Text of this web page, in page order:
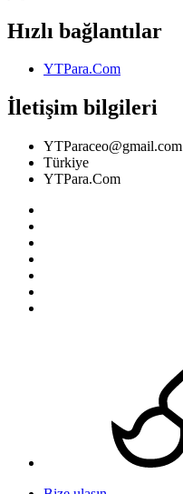
Hızlı bağlantılar
YTPara.Com
İletişim bilgileri
YTParaceo@gmail.com
Türkiye
YTPara.Com